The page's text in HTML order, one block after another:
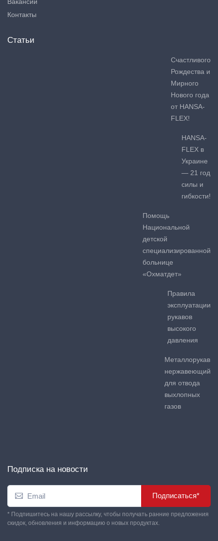
Контакты
Статьи
Счастливого
Рождества и
Мирного
Нового года
от HANSA-
FLEX!
HANSA-
FLEX в
Украине
— 21 год
силы и
гибкости!
Помощь
Национальной
детской
специализированной
больнице
«Охматдет»
Правила
эксплуатации
рукавов
высокого
давления
Металлорукав
нержавеющий
для отвода
выхлопных
газов
Подписка на новости
Подписаться*
* Подпишитесь на нашу рассылку, чтобы получать ранние предложения
скидок, обновления и информацию о новых продуктах.